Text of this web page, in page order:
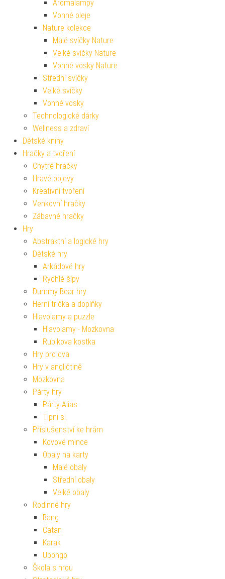
Aromalampy
Vonné oleje
Nature kolekce
Malé svíčky Nature
Velké svíčky Nature
Vonné vosky Nature
Střední svíčky
Velké svíčky
Vonné vosky
Technologické dárky
Wellness a zdraví
Dětské knihy
Hračky a tvoření
Chytré hračky
Hravé objevy
Kreativní tvoření
Venkovní hračky
Zábavné hračky
Hry
Abstraktní a logické hry
Dětské hry
Arkádové hry
Rychlé šípy
Dummy Bear hry
Herní trička a doplňky
Hlavolamy a puzzle
Hlavolamy - Mozkovna
Rubikova kostka
Hry pro dva
Hry v angličtině
Mozkovna
Párty hry
Párty Alias
Tipni si
Příslušenství ke hrám
Kovové mince
Obaly na karty
Malé obaly
Střední obaly
Velké obaly
Rodinné hry
Bang
Catan
Karak
Ubongo
Škola s hrou